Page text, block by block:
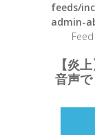
feeds/
admin-
【炎
音声